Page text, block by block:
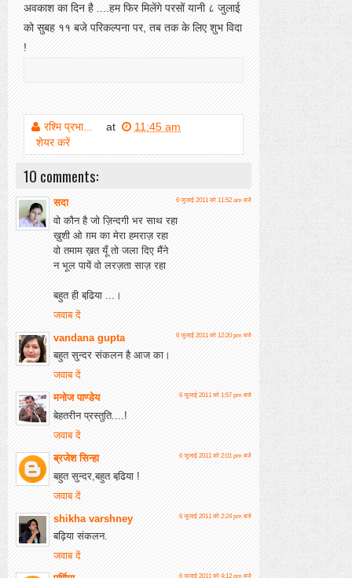
अवकाश का दिन है ....हम फिर मिलेंगे परसों यानी ८ जुलाई
को सुबह ११ बजे परिकल्पना पर, तब तक के लिए शुभ विदा
!
रश्मि प्रभा... at
11:45 am
शेयर करें
10 comments:
सदा 6 जुलाई 2011 को 11:52 am बजे
वो कौन है जो ज़िन्दगी भर साथ रहा
ख़ुशी ओ ग़म का मेरा हमराज़ रहा
वो तमाम ख़त यूँ तो जला दिए मैंने
न भूल पायें वो लरज़ता साज़ रहा
बहुत ही बढि़या ...।
जवाब दें
vandana gupta
6 जुलाई 2011 को 12:20 pm बजे
बहुत सुन्दर संकलन है आज का।
जवाब दें
मनोज पाण्डेय
6 जुलाई 2011 को 1:57 pm बजे
बेहतरीन प्रस्‍तुति....!
जवाब दें
ब्रजेश सिन्हा
6 जुलाई 2011 को 2:01 pm बजे
बहुत सुन्दर,बहुत बढि़या !
जवाब दें
shikha varshney
6 जुलाई 2011 को 2:24 pm बजे
बढ़िया संकलन.
जवाब दें
6 जुलाई 2011 को 4:12 pm बजे